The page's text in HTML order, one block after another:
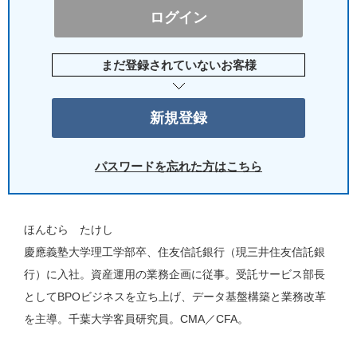
まだ登録されていないお客様
パスワードを忘れた方はこちら
ほんむら たけし
慶應義塾大学理工学部卒、住友信託銀行（現三井住友信託銀
行）に入社。資産運用の業務企画に従事。受託サービス部長
としてBPOビジネスを立ち上げ、データ基盤構築と業務改革
を主導。千葉大学客員研究員。CMA／CFA。